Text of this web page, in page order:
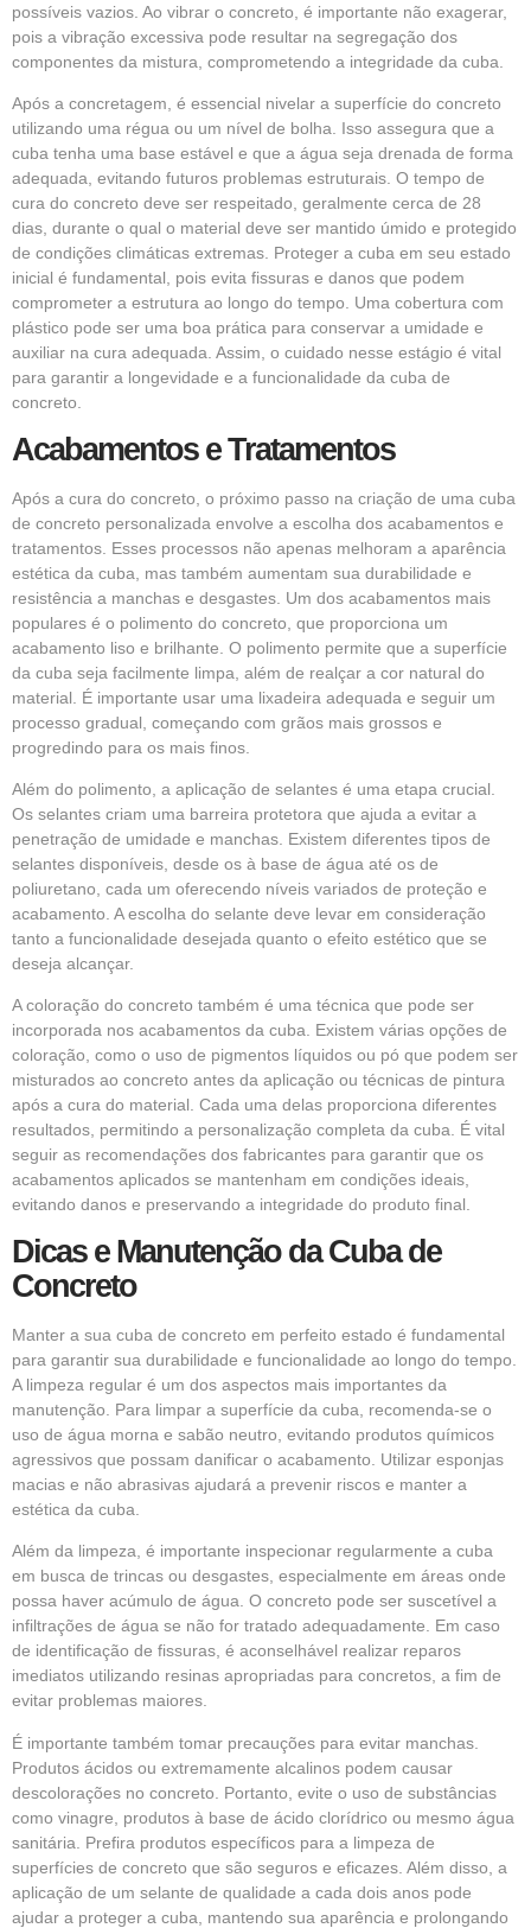
possíveis vazios. Ao vibrar o concreto, é importante não exagerar,
pois a vibração excessiva pode resultar na segregação dos
componentes da mistura, comprometendo a integridade da cuba.
Após a concretagem, é essencial nivelar a superfície do concreto
utilizando uma régua ou um nível de bolha. Isso assegura que a
cuba tenha uma base estável e que a água seja drenada de forma
adequada, evitando futuros problemas estruturais. O tempo de
cura do concreto deve ser respeitado, geralmente cerca de 28
dias, durante o qual o material deve ser mantido úmido e protegido
de condições climáticas extremas. Proteger a cuba em seu estado
inicial é fundamental, pois evita fissuras e danos que podem
comprometer a estrutura ao longo do tempo. Uma cobertura com
plástico pode ser uma boa prática para conservar a umidade e
auxiliar na cura adequada. Assim, o cuidado nesse estágio é vital
para garantir a longevidade e a funcionalidade da cuba de
concreto.
Acabamentos e Tratamentos
Após a cura do concreto, o próximo passo na criação de uma cuba
de concreto personalizada envolve a escolha dos acabamentos e
tratamentos. Esses processos não apenas melhoram a aparência
estética da cuba, mas também aumentam sua durabilidade e
resistência a manchas e desgastes. Um dos acabamentos mais
populares é o polimento do concreto, que proporciona um
acabamento liso e brilhante. O polimento permite que a superfície
da cuba seja facilmente limpa, além de realçar a cor natural do
material. É importante usar uma lixadeira adequada e seguir um
processo gradual, começando com grãos mais grossos e
progredindo para os mais finos.
Além do polimento, a aplicação de selantes é uma etapa crucial.
Os selantes criam uma barreira protetora que ajuda a evitar a
penetração de umidade e manchas. Existem diferentes tipos de
selantes disponíveis, desde os à base de água até os de
poliuretano, cada um oferecendo níveis variados de proteção e
acabamento. A escolha do selante deve levar em consideração
tanto a funcionalidade desejada quanto o efeito estético que se
deseja alcançar.
A coloração do concreto também é uma técnica que pode ser
incorporada nos acabamentos da cuba. Existem várias opções de
coloração, como o uso de pigmentos líquidos ou pó que podem ser
misturados ao concreto antes da aplicação ou técnicas de pintura
após a cura do material. Cada uma delas proporciona diferentes
resultados, permitindo a personalização completa da cuba. É vital
seguir as recomendações dos fabricantes para garantir que os
acabamentos aplicados se mantenham em condições ideais,
evitando danos e preservando a integridade do produto final.
Dicas e Manutenção da Cuba de
Concreto
Manter a sua cuba de concreto em perfeito estado é fundamental
para garantir sua durabilidade e funcionalidade ao longo do tempo.
A limpeza regular é um dos aspectos mais importantes da
manutenção. Para limpar a superfície da cuba, recomenda-se o
uso de água morna e sabão neutro, evitando produtos químicos
agressivos que possam danificar o acabamento. Utilizar esponjas
macias e não abrasivas ajudará a prevenir riscos e manter a
estética da cuba.
Além da limpeza, é importante inspecionar regularmente a cuba
em busca de trincas ou desgastes, especialmente em áreas onde
possa haver acúmulo de água. O concreto pode ser suscetível a
infiltrações de água se não for tratado adequadamente. Em caso
de identificação de fissuras, é aconselhável realizar reparos
imediatos utilizando resinas apropriadas para concretos, a fim de
evitar problemas maiores.
É importante também tomar precauções para evitar manchas.
Produtos ácidos ou extremamente alcalinos podem causar
descolorações no concreto. Portanto, evite o uso de substâncias
como vinagre, produtos à base de ácido clorídrico ou mesmo água
sanitária. Prefira produtos específicos para a limpeza de
superfícies de concreto que são seguros e eficazes. Além disso, a
aplicação de um selante de qualidade a cada dois anos pode
ajudar a proteger a cuba, mantendo sua aparência e prolongando